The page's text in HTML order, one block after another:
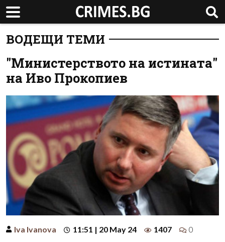
ВОДЕЩИ ТЕМИ
"Министерството на истината"
на Иво Прокопиев
Iva Ivanova 11:51 | 20 May 24 1407 0